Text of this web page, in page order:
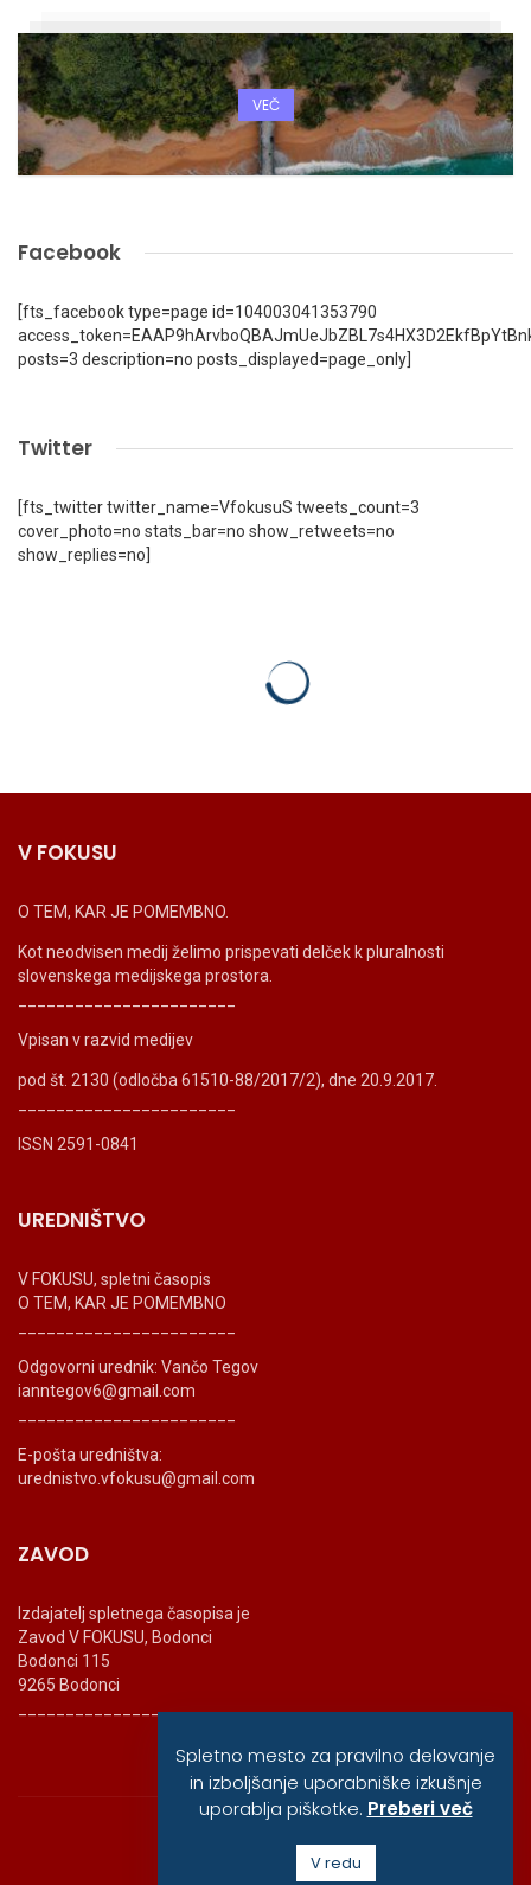
VEČ
Facebook
[fts_facebook type=page id=104003041353790
posts=3 description=no posts_displayed=page_only]
Twitter
[fts_twitter twitter_name=VfokusuS tweets_count=3
cover_photo=no stats_bar=no show_retweets=no
show_replies=no]
V FOKUSU
O TEM, KAR JE POMEMBNO.
Kot neodvisen medij želimo prispevati delček k pluralnosti
slovenskega medijskega prostora.
Vpisan v razvid medijev
pod št. 2130 (odločba 61510-88/2017/2), dne 20.9.2017.
ISSN 2591-0841
UREDNIŠTVO
V FOKUSU, spletni časopis
O TEM, KAR JE POMEMBNO
Odgovorni urednik: Vančo Tegov
ianntegov6@gmail.com
E-pošta uredništva:
urednistvo.vfokusu@gmail.com
ZAVOD
Izdajatelj spletnega časopisa je
Zavod V FOKUSU, Bodonci
Bodonci 115
9265 Bodonci
_______________________
© vfokusu, 2020
Spletno mesto za pravilno delovanje
in izboljšanje uporabniške izkušnje
uporablja piškotke. Preberi več
V redu